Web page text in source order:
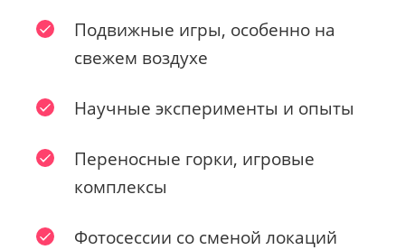
Подвижные игры, особенно на
свежем воздухе
Научные эксперименты и опыты
Переносные горки, игровые
комплексы
Фотосессии со сменой локаций